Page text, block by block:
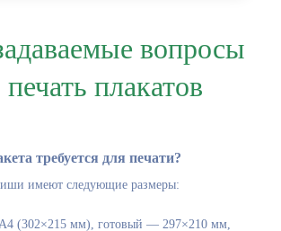
вопросы
плакатов
требуется для печати?
имеют следующие размеры:
(302×215 мм), готовый — 297×210 мм,